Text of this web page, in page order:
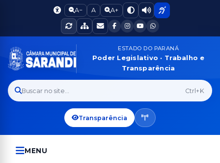
A− A A+
ESTADO DO PARANÁ
Poder Legislativo · Trabalho e
Transparência
Buscar no site... Ctrl+K
Transparência
MENU